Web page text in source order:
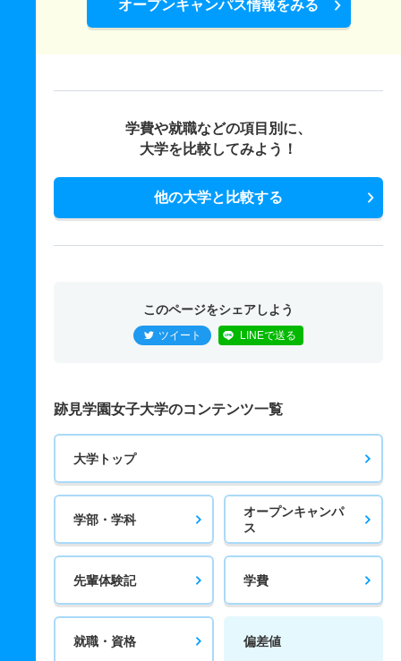
オープンキャンパス情報をみる
学費や就職などの項目別に、
大学を比較してみよう！
他の大学と比較する
このページをシェアしよう
ツイート LINEで送る
跡見学園女子大学のコンテンツ一覧
大学トップ
学部・学科
オープンキャンパ
ス
先輩体験記 学費
就職・資格 偏差値